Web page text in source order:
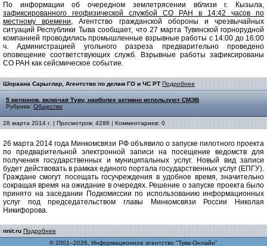
По информации об очередном землетрясении вблизи г. Кызыла,
зафиксированного геофизической службой СО РАН в 14:42 часов по
местному времени, Агентство гражданской обороны и чрезвычайных
ситуаций Республики Тыва сообщает, что 27 марта Тувинской горнорудной
компанией проводились промышленные взрывные работы с 14:00 до 16:00
ч. Администрацией угольного разреза предварительно проведено
оповещение соответствующих служб. Взрывные работы зафиксированы
СО РАН как сейсмическое событие.
Шораана Сарыглар, Агентство по делам ГО и ЧС РТ Подробнее
5 регионов, включая Туву, наиболее активно используют СМЭВ
Рубрика: Общество
28 марта 2014 г. | Просмотров: 4286 | Комментариев: 0
26 марта 2014 года Минкомсвязи РФ объявило о запуске пилотного проекта
по предварительной электронной записи на посещение ведомств для
получения государственных и муниципальных услуг. Новый вид записи
будет действовать в рамках единого портала государственных услуг (ЕПГУ).
Граждане смогут посещать госучреждения в удобное время, значительно
сокращая время на ожидание в очередях. Решение о запуске проекта было
принято на заседании Подкомиссии по использованию информационных
услуг под председательством главы Минкомсвязи России Николая
Никифорова.
nnit.ru Подробнее
© 2001–2026, Информационное агентство "Тува-Онлайн"